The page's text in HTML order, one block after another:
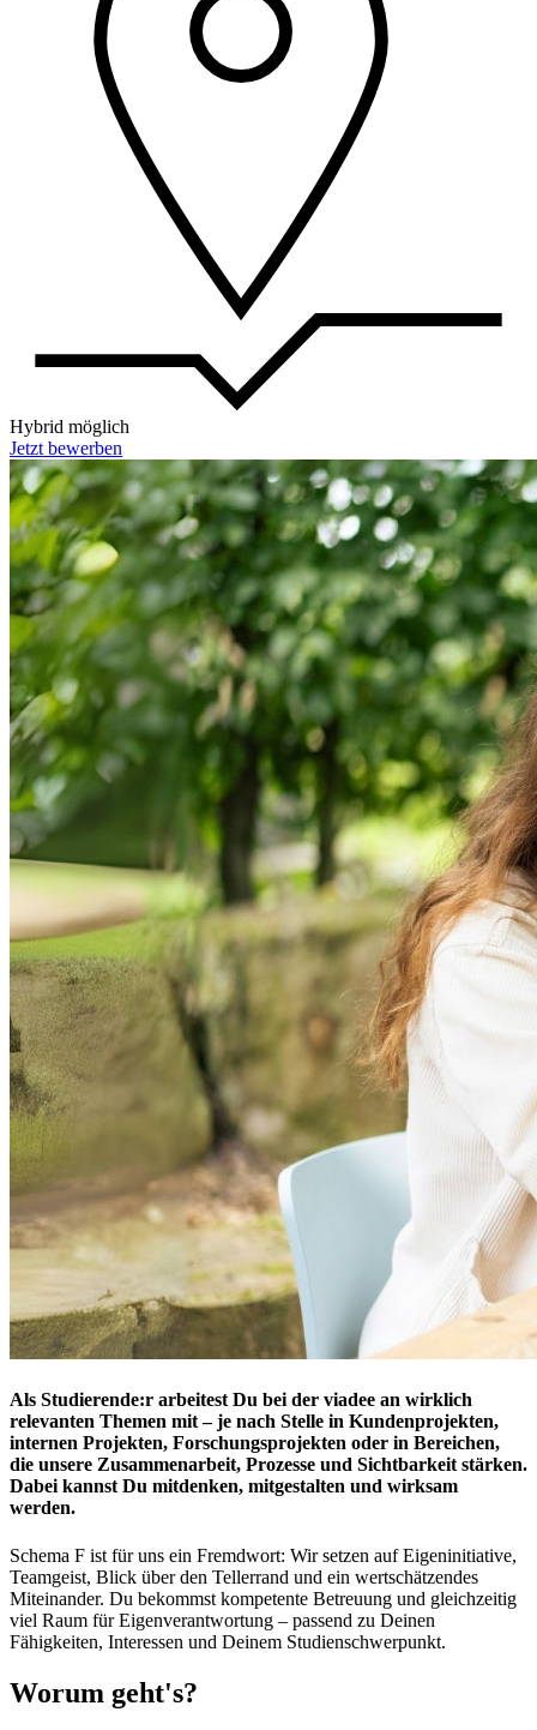
Hybrid möglich
Jetzt bewerben
Als Studierende:r arbeitest Du bei der viadee an wirklich
relevanten Themen mit – je nach Stelle in Kundenprojekten,
internen Projekten, Forschungsprojekten oder in Bereichen,
die unsere Zusammenarbeit, Prozesse und Sichtbarkeit stärken.
Dabei kannst Du mitdenken, mitgestalten und wirksam
werden.
Schema F ist für uns ein Fremdwort: Wir setzen auf Eigeninitiative,
Teamgeist, Blick über den Tellerrand und ein wertschätzendes
Miteinander. Du bekommst kompetente Betreuung und gleichzeitig
viel Raum für Eigenverantwortung – passend zu Deinen
Fähigkeiten, Interessen und Deinem Studienschwerpunkt.
Worum geht's?